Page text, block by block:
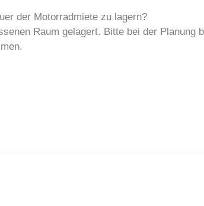
der Motorradmiete zu lagern?
Raum gelagert. Bitte bei der Planung